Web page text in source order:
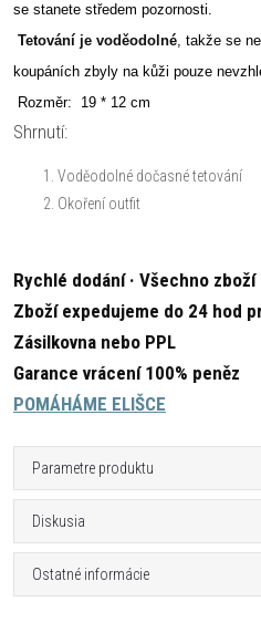
se stanete středem pozornosti.
Tetování je voděodolné, takže se
koupáních zbyly na kůži pouze
Rozměr: 19 * 12 cm
Shrnutí:
Voděodolné dočasné tetování
Okoření outfit
Rychlé dodání · Všechno
Zboží expedujeme do 24 hod
Zásilkovna nebo PPL
Garance vrácení 100% peněz
POMÁHÁME ELIŠCE
Parametre produktu
Diskusia
Ostatné informácie